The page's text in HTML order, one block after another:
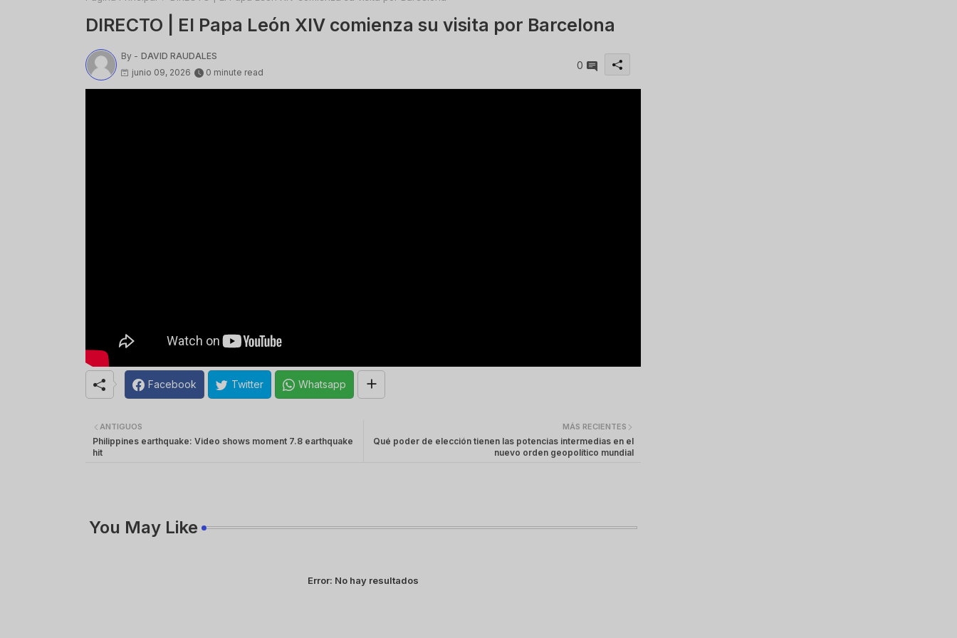
DIRECTO | El Papa León XIV comienza su visita por Barcelona
By - DAVID RAUDALES
junio 09, 2026
0 minute read
0
Facebook Twitter Whatsapp
MÁS RECIENTES
Qué poder de elección tienen las potencias intermedias en el
nuevo orden geopolítico mundial
ANTIGUOS
Philippines earthquake: Video shows moment 7.8 earthquake
hit
You May Like
Error: No hay resultados